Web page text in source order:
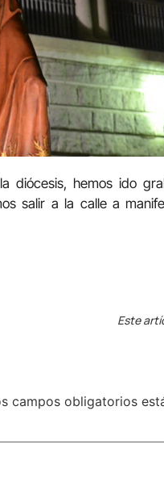
diócesis, hemos ido
salir a la calle a
Este
campos obligatorios